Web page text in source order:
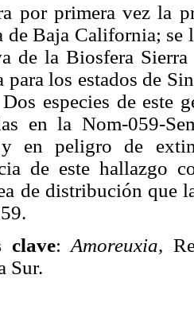
por primera vez la
de Baja California; se
de la Biosfera
para los estados de
especies de este
en la Nom-059-
y en peligro de
de este hallazgo
de distribución que
clave:Amoreuxia,
Sur.